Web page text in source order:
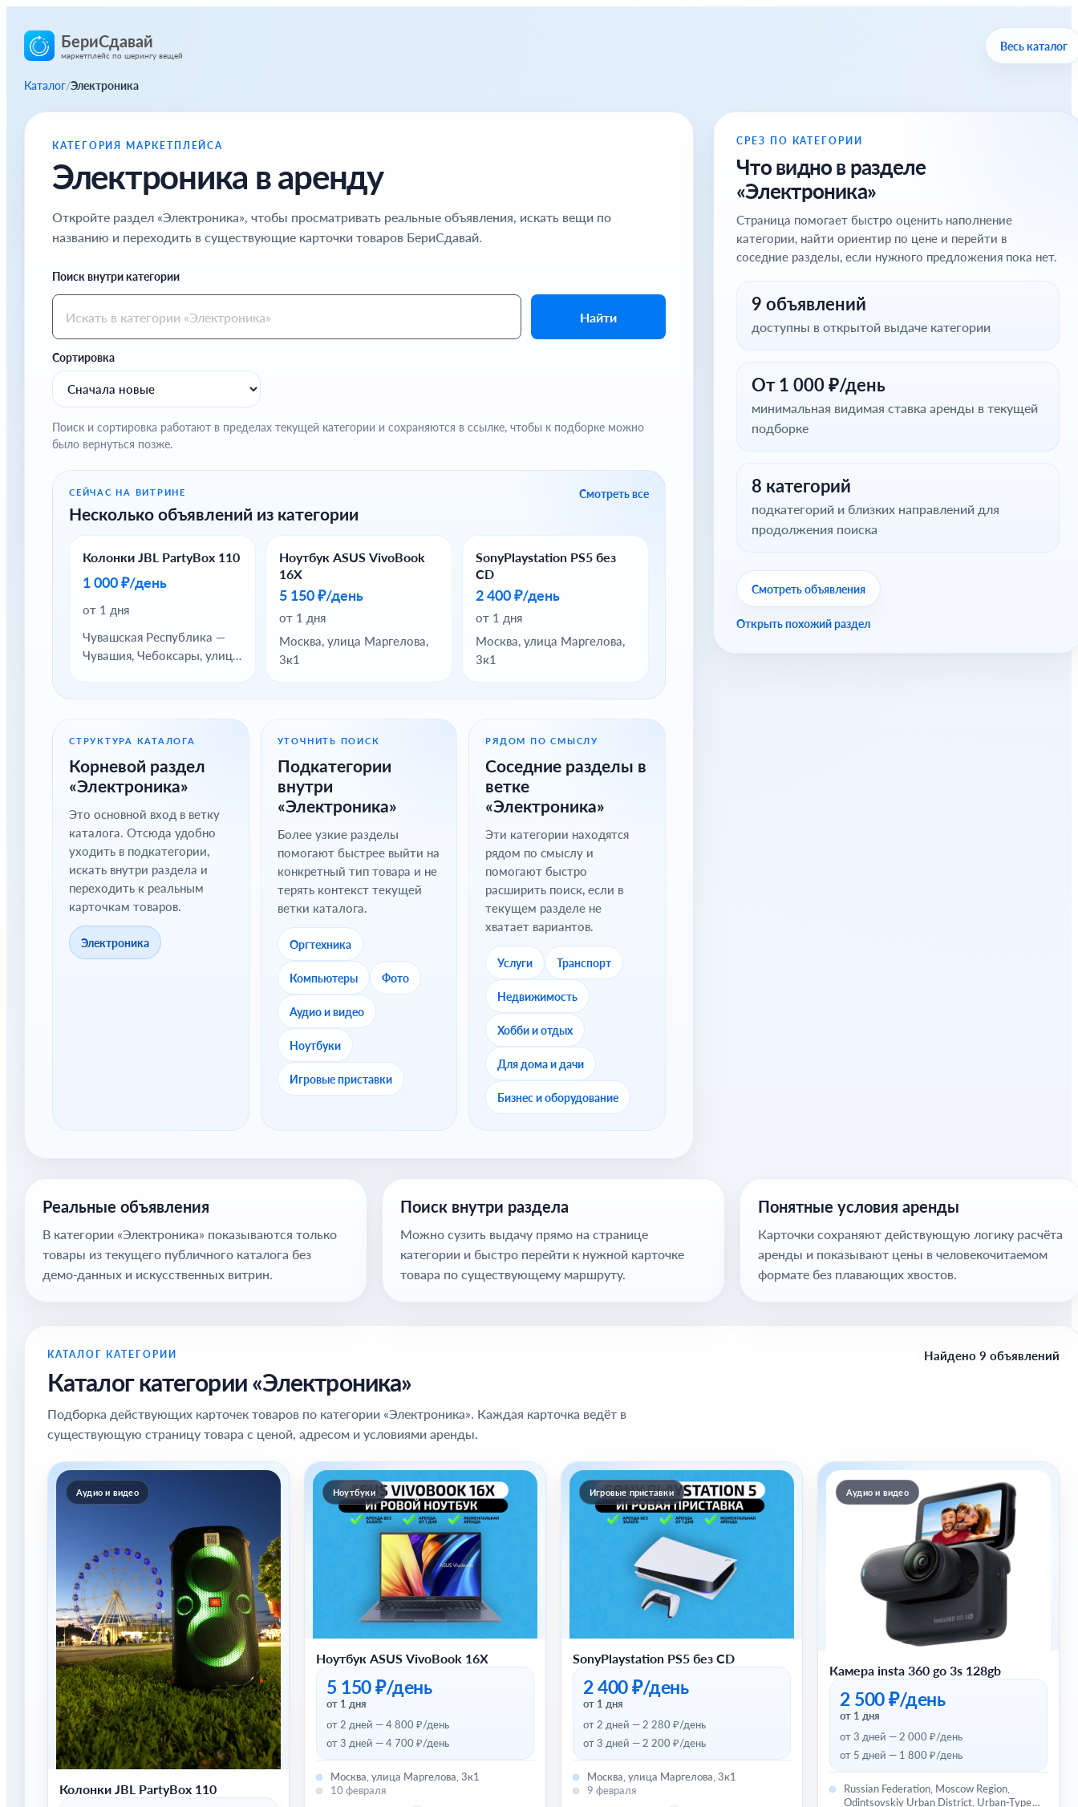
БериСдавай
маркетплейс по шерингу вещей
Весь каталог
Каталог/Электроника
КАТЕГОРИЯ МАРКЕТПЛЕЙСА
Электроника в аренду
Откройте раздел «Электроника», чтобы просматривать реальные объявления, искать вещи по
названию и переходить в существующие карточки товаров БериСдавай.
Поиск внутри категории
Найти
Сортировка
Поиск и сортировка работают в пределах текущей категории и сохраняются в ссылке, чтобы к подборке можно
было вернуться позже.
СЕЙЧАС НА ВИТРИНЕ
Несколько объявлений из категории
Смотреть все
Колонки JBL PartyBox 110
1 000 ₽/день
от 1 дня
Чувашская Республика —
Чувашия, Чебоксары, улица
Ноутбук ASUS VivoBook
16X
5 150 ₽/день
от 1 дня
Москва, улица Маргелова,
3к1
SonyPlaystation PS5 без
CD
2 400 ₽/день
от 1 дня
Москва, улица Маргелова,
3к1
СТРУКТУРА КАТАЛОГА
Корневой раздел
«Электроника»
Это основной вход в ветку
каталога. Отсюда удобно
уходить в подкатегории,
искать внутри раздела и
переходить к реальным
карточкам товаров.
Электроника
УТОЧНИТЬ ПОИСК
Подкатегории
внутри
«Электроника»
Более узкие разделы
помогают быстрее выйти на
конкретный тип товара и не
терять контекст текущей
ветки каталога.
Оргтехника
Компьютеры Фото
Аудио и видео
Ноутбуки
Игровые приставки
РЯДОМ ПО СМЫСЛУ
Соседние разделы в
ветке
«Электроника»
Эти категории находятся
рядом по смыслу и
помогают быстро
расширить поиск, если в
текущем разделе не
хватает вариантов.
Услуги Транспорт
Недвижимость
Хобби и отдых
Для дома и дачи
Бизнес и оборудование
СРЕЗ ПО КАТЕГОРИИ
Что видно в разделе
«Электроника»
Страница помогает быстро оценить наполнение
категории, найти ориентир по цене и перейти в
соседние разделы, если нужного предложения пока нет.
9 объявлений
доступны в открытой выдаче категории
От 1 000 ₽/день
минимальная видимая ставка аренды в текущей
подборке
8 категорий
подкатегорий и близких направлений для
продолжения поиска
Смотреть объявления
Открыть похожий раздел
Реальные объявления
В категории «Электроника» показываются только
товары из текущего публичного каталога без
демо-данных и искусственных витрин.
Поиск внутри раздела
Можно сузить выдачу прямо на странице
категории и быстро перейти к нужной карточке
товара по существующему маршруту.
Понятные условия аренды
Карточки сохраняют действующую логику расчёта
аренды и показывают цены в человекочитаемом
формате без плавающих хвостов.
КАТАЛОГ КАТЕГОРИИ
Каталог категории «Электроника»
Подборка действующих карточек товаров по категории «Электроника». Каждая карточка ведёт в
существующую страницу товара с ценой, адресом и условиями аренды.
Найдено 9 объявлений
Аудио и видео
Колонки JBL PartyBox 110
Ноутбуки
Ноутбук ASUS VivoBook 16X
5 150 ₽/день
от 1 дня
от 2 дней — 4 800 ₽/день
от 3 дней — 4 700 ₽/день
Москва, улица Маргелова, 3к1
10 февраля
Игровые приставки
SonyPlaystation PS5 без CD
2 400 ₽/день
от 1 дня
от 2 дней — 2 280 ₽/день
от 3 дней — 2 200 ₽/день
Москва, улица Маргелова, 3к1
9 февраля
Аудио и видео
Камера insta 360 go 3s 128gb
2 500 ₽/день
от 1 дня
от 3 дней — 2 000 ₽/день
от 5 дней — 1 800 ₽/день
Russian Federation, Moscow Region,
Odintsovskiy Urban District, Urban-Type